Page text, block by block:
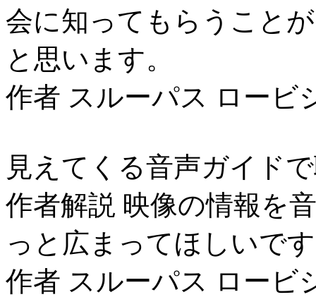
会に知ってもらうこと
と思います。
作者 スルーパス ロービ
見えてくる音声ガイド
作者解説 映像の情報を
っと広まってほしいで
作者 スルーパス ロービ